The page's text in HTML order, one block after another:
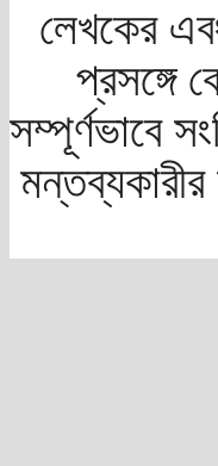
লেখকের
প্রসঙ্গে
সম্পূর্ণভাবে